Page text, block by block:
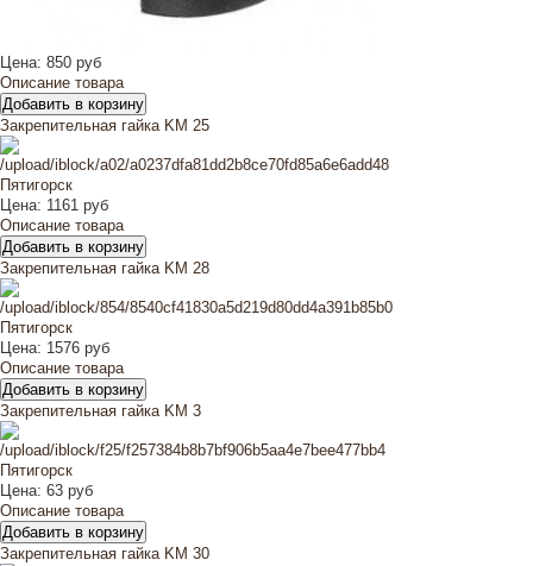
Цена: 850 руб
Описание товара
Закрепительная гайка KM 25
Цена: 1161 руб
Описание товара
Закрепительная гайка KM 28
Цена: 1576 руб
Описание товара
Закрепительная гайка KM 3
Цена: 63 руб
Описание товара
Закрепительная гайка KM 30